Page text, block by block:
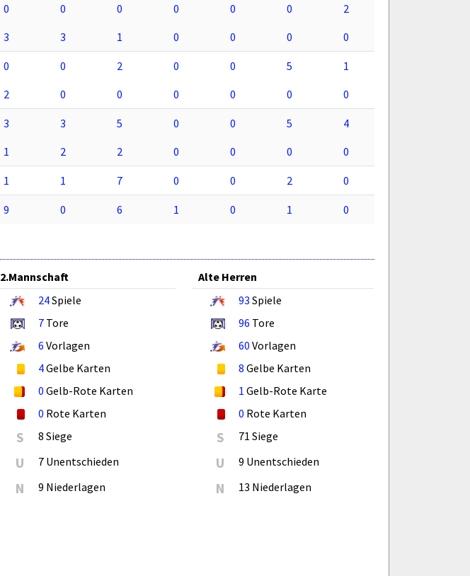
0 0 0 0 0 0
2
3 3 1 0 0 0 0
0 0 2 0 0 5
1
2 0 0 0 0 0 0
3 3 5 0 0 5
4
1 2 2 0 0 0 0
1 1 7 0 0 2 0
9 0 6 1 0 1 0
2.Mannschaft
24Spiele
7Tore
6 Vorlagen
4Gelbe Karten
0 Gelb-Rote Karten
0 Rote Karten
S 8 Siege
U 7 Unentschieden
N 9 Niederlagen
Alte Herren
93 Spiele
96 Tore
60 Vorlagen
8 Gelbe Karten
1 Gelb-Rote Karte
0 Rote Karten
S 71 Siege
U 9 Unentschieden
N 13 Niederlagen